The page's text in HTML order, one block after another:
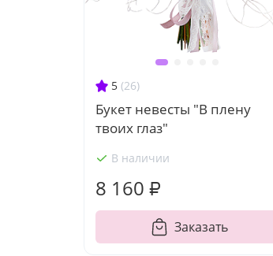
5 (26)
Букет невесты "В плену
твоих глаз"
В наличии
8 160 ₽
Заказать